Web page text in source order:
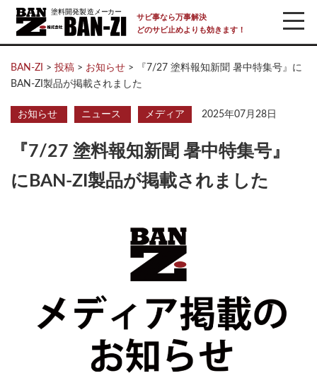
サビ事なら万事解決
どのサビ止めよりも効きます！
BAN-ZI > 投稿 > お知らせ >
『7/27 塗料報知新聞 暑中特集号』に
BAN-ZI製品が掲載されました
お知らせ ニュース メディア 2025年07月28日
『7/27 塗料報知新聞 暑中特集号』
にBAN-ZI製品が掲載されました